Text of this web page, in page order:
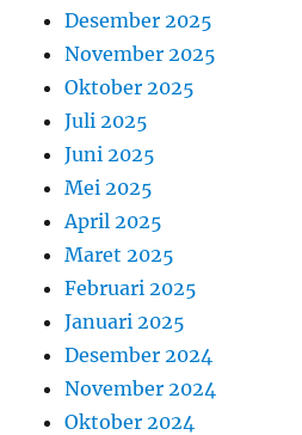
Desember 2025
November 2025
Oktober 2025
Juli 2025
Juni 2025
Mei 2025
April 2025
Maret 2025
Februari 2025
Januari 2025
Desember 2024
November 2024
Oktober 2024